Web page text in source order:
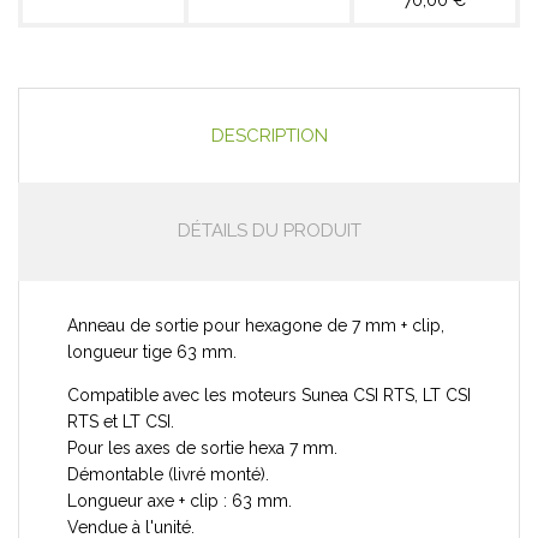
DESCRIPTION
DÉTAILS DU PRODUIT
Anneau de sortie pour hexagone de 7 mm + clip,
longueur tige 63 mm.
Compatible avec les moteurs Sunea CSI RTS, LT CSI
RTS et LT CSI.
Pour les axes de sortie hexa 7 mm.
Démontable (livré monté).
Longueur axe + clip : 63 mm.
Vendue à l'unité.